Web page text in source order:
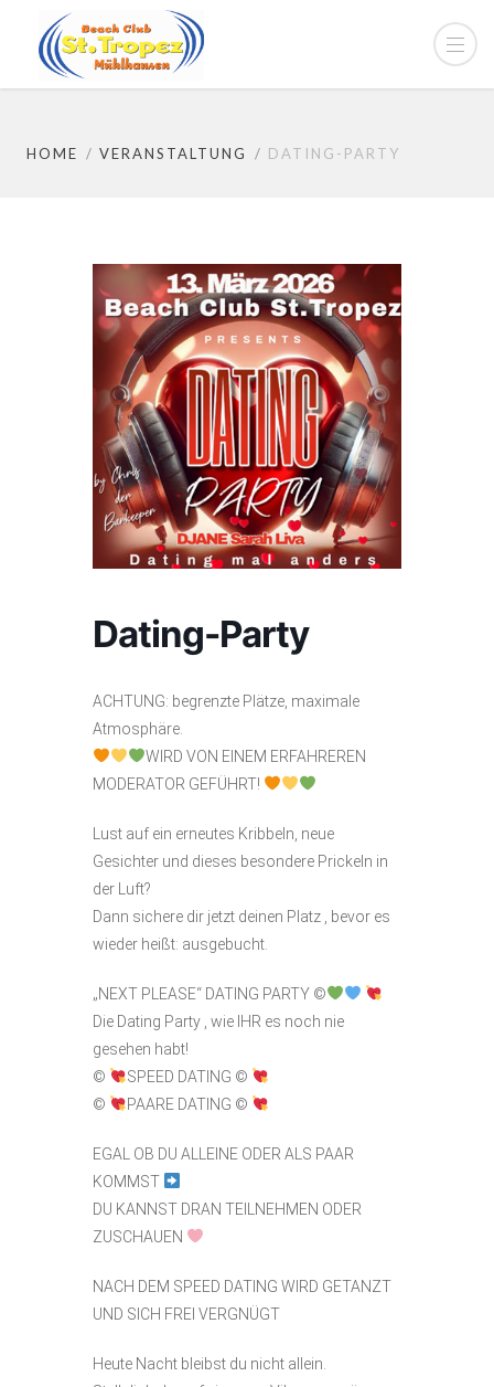
HOME VERANSTALTUNG DATING-PARTY
Dating-Party
ACHTUNG: begrenzte Plätze, maximale
Atmosphäre.
WIRD VON EINEM ERFAHREREN
MODERATOR GEFÜHRT!
Lust auf ein erneutes Kribbeln, neue
Gesichter und dieses besondere Prickeln in
der Luft?
Dann sichere dir jetzt deinen Platz , bevor es
wieder heißt: ausgebucht.
„NEXT PLEASE“ DATING PARTY ©️
Die Dating Party , wie IHR es noch nie
gesehen habt!
©️
SPEED DATING ©️
©️
PAARE DATING ©️
EGAL OB DU ALLEINE ODER ALS PAAR
KOMMST
DU KANNST DRAN TEILNEHMEN ODER
ZUSCHAUEN
NACH DEM SPEED DATING WIRD GETANZT
UND SICH FREI VERGNÜGT
Heute Nacht bleibst du nicht allein.